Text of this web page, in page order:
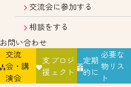
交流会に参加する
相談をする
お問い合わせ
交流
会・講
演会
支
援
プロジ
ェクト
定期
的に
必要な
物リス
ト